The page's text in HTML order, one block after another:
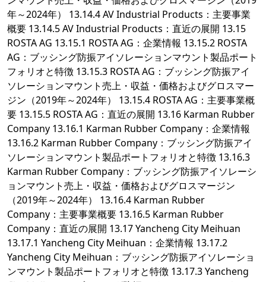
年～2024年） 13.14.4 AV Industrial Products：主要事業
概要 13.14.5 AV Industrial Products：直近の展開 13.15
ROSTA AG 13.15.1 ROSTA AG：企業情報 13.15.2 ROSTA
AG：ブッシング防振アイソレーションマウント製品ポート
フォリオと特徴 13.15.3 ROSTA AG：ブッシング防振アイ
ソレーションマウント売上・収益・価格およびグロスマー
ジン（2019年～2024年） 13.15.4 ROSTA AG：主要事業概
要 13.15.5 ROSTA AG：直近の展開 13.16 Karman Rubber
Company 13.16.1 Karman Rubber Company：企業情報
13.16.2 Karman Rubber Company：ブッシング防振アイ
ソレーションマウント製品ポートフォリオと特徴 13.16.3
Karman Rubber Company：ブッシング防振アイソレーシ
ョンマウント売上・収益・価格およびグロスマージン
（2019年～2024年） 13.16.4 Karman Rubber
Company：主要事業概要 13.16.5 Karman Rubber
Company：直近の展開 13.17 Yancheng City Meihuan
13.17.1 Yancheng City Meihuan：企業情報 13.17.2
Yancheng City Meihuan：ブッシング防振アイソレーショ
ンマウント製品ポートフォリオと特徴 13.17.3 Yancheng